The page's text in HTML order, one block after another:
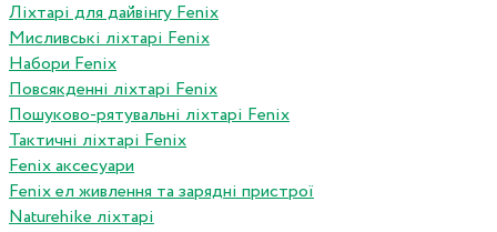
Ліхтарі для дайвінгу Fenix
Мисливські ліхтарі Fenix
Набори Fenix
Повсякденні ліхтарі Fenix
Пошуково-рятувальні ліхтарі Fenix
Тактичні ліхтарі Fenix
Fenix аксесуари
Fenix ел живлення та зарядні пристрої
Naturehike ліхтарі